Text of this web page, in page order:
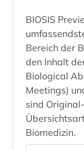
BIOSIS
Bereich der
den Inhalt
Biological
Meetings)
sind
Biomedizin.